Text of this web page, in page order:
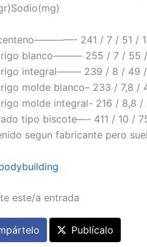
241 / 7 / 51 /
blanco——— 255 / 7 / 55
integral——– 239 / 8 / 49 /
molde blanco– 233 / 7,8 /
molde integral- 216 / 8,8 /
tipo biscote—- 411 / 10 /
segun fabricante pero
este/a entrada
Publícalo